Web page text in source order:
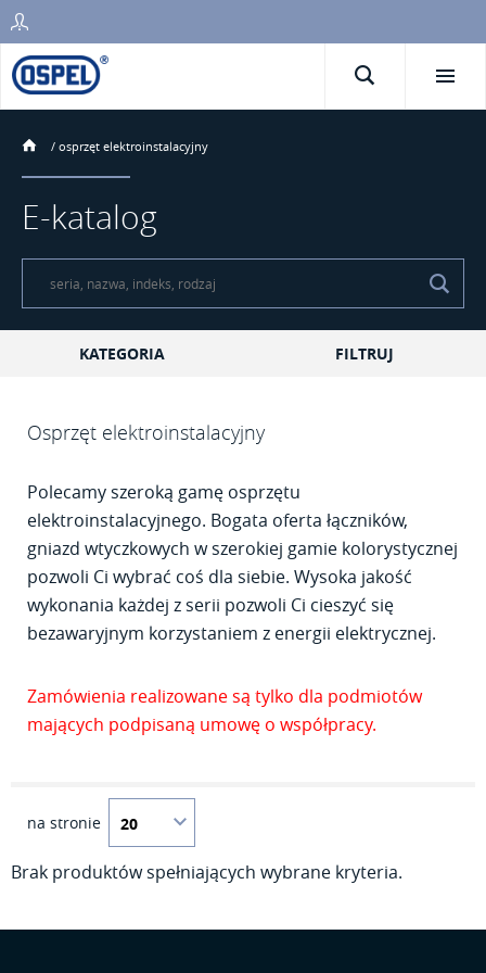
/ osprzęt elektroinstalacyjny
E-katalog
KATEGORIA FILTRUJ
Osprzęt elektroinstalacyjny
Polecamy szeroką gamę osprzętu
elektroinstalacyjnego. Bogata oferta łączników,
gniazd wtyczkowych w szerokiej gamie kolorystycznej
pozwoli Ci wybrać coś dla siebie. Wysoka jakość
wykonania każdej z serii pozwoli Ci cieszyć się
bezawaryjnym korzystaniem z energii elektrycznej.
Zamówienia realizowane są tylko dla podmiotów
mających podpisaną umowę o współpracy.
na stronie
Brak produktów spełniających wybrane kryteria.